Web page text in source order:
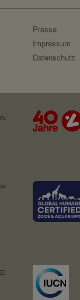
Presse
Impressum
Datenschutz